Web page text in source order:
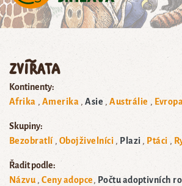
Zvířata
Kontinenty:
Afrika
Amerika Asie Austrálie
Skupiny:
Bezobratlí
Obojživelníci Plazi Ptáci
Řadit podle:
Názvu
Ceny adopce Počtu adoptivních